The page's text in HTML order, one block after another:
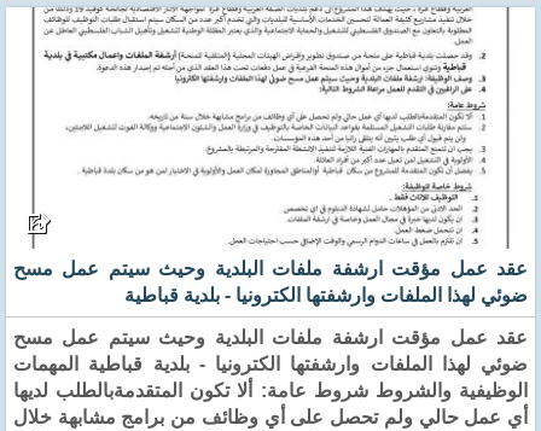
عقد عمل مؤقت ارشفة ملفات البلدية وحيث سيتم عمل مسح
ضوئي لهذا الملفات وارشفتها الكترونيا - بلدية قباطية
عقد عمل مؤقت ارشفة ملفات البلدية وحيث سيتم عمل مسح
ضوئي لهذا الملفات وارشفتها الكترونيا - بلدية قباطية المهمات
الوظيفية والشروط شروط عامة: ألا تكون المتقدمةبالطلب لديها
أي عمل حالي ولم تحصل على أي وظائف من برامج مشابهة خلال